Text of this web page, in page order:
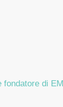
fondatore di